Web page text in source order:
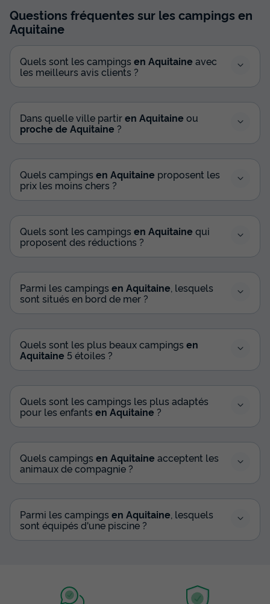
Questions fréquentes sur les campings en
Aquitaine
Quels sont les campings en Aquitaine avec
les meilleurs avis clients ?
Dans quelle ville partiren Aquitaine ou
proche de Aquitaine ?
Quels campings en Aquitaine proposent les
prix les moins chers ?
Quels sont les campings en Aquitaine qui
proposent des réductions ?
Parmi les campings en Aquitaine, lesquels
sont situés en bord de mer ?
Quels sont les plus beaux campings en
Aquitaine 5 étoiles ?
Quels sont les campings les plus adaptés
pour les enfants en Aquitaine ?
Quels campings en Aquitaine acceptent les
animaux de compagnie ?
Parmi les campings en Aquitaine, lesquels
sont équipés d'une piscine ?